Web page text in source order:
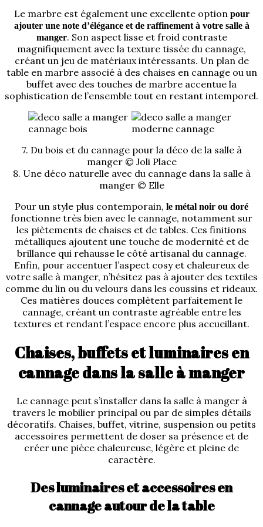
Le marbre est également une excellente option pour
ajouter une note d’élégance et de raffinement à votre salle à
manger. Son aspect lisse et froid contraste
magnifiquement avec la texture tissée du cannage,
créant un jeu de matériaux intéressants. Un plan de
table en marbre associé à des chaises en cannage ou un
buffet avec des touches de marbre accentue la
sophistication de l’ensemble tout en restant intemporel.
7. Du bois et du cannage pour la déco de la salle à
manger © Joli Place
8. Une déco naturelle avec du cannage dans la salle à
manger © Elle
Pour un style plus contemporain, le métal noir ou doré
fonctionne très bien avec le cannage, notamment sur
les piètements de chaises et de tables. Ces finitions
métalliques ajoutent une touche de modernité et de
brillance qui rehausse le côté artisanal du cannage.
Enfin, pour accentuer l’aspect cosy et chaleureux de
votre salle à manger, n’hésitez pas à ajouter des textiles
comme du lin ou du velours dans les coussins et rideaux.
Ces matières douces complètent parfaitement le
cannage, créant un contraste agréable entre les
textures et rendant l’espace encore plus accueillant.
Chaises, buffets et luminaires en
cannage dans la salle à manger
Le cannage peut s’installer dans la salle à manger à
travers le mobilier principal ou par de simples détails
décoratifs. Chaises, buffet, vitrine, suspension ou petits
accessoires permettent de doser sa présence et de
créer une pièce chaleureuse, légère et pleine de
caractère.
Des luminaires et accessoires en
cannage autour de la table